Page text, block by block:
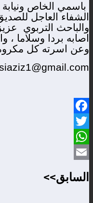
باسمي الخاص
الشفاء العاجل
والباحث التربوي
اصابه بردا وسلاما ،
وعن اسرته كل
Facebook
Twitter
WhatsApp
السابق>>